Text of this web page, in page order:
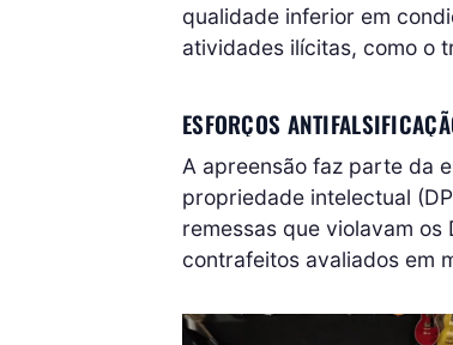
qualidade inferior em
atividades ilícitas, como o
ESFORÇOS
A apreensão faz parte da
propriedade intelectual
remessas que violavam
contrafeitos avaliados em